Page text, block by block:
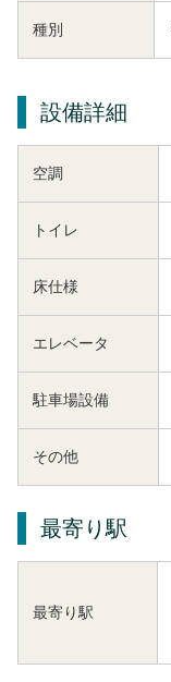
種別
設備詳細
空調
トイレ
床仕様
エレベータ
駐車場設備
その他
最寄り駅
最寄り駅